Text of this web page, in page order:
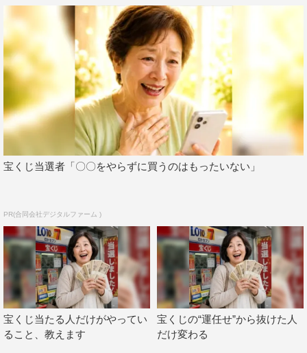
スカウトをきっかけに2008年モデルデビュー。
2014年から「non-no」の専属モデルを8年間務める。
2020年、ディオールのジャパンアンバサダーに就任。
2021年にはベストジーニストを初受賞。
俳優としても ドラマ『CRISIS 公安機動捜査隊特捜班』で
「第8回コンフィデンスアワード・ドラマ賞」新人賞を受
賞。
推しはモーニング娘。
『情熱大陸』
MBS／TBS系
2023年12月17日（日）午後11時～11時30分
番組HP： https://www.mbs.jp/jounetsu/
番組Twitter：@jounetsu
Instagram：https://www.instagram.com/jounetsu_tairiku/
Facebook：https://www.facebook.com/jounetsutairiku
宝くじ当選者「〇〇をやらずに買うのはもったいない」
PR(合同会社デジタルファーム )
宝くじ当たる人だけがやってい
ること、教えます
宝くじの“運任せ”から抜けた人
だけ変わる